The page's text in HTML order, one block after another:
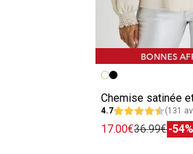
Image précédente
Image suivante
4.7 (131
17.00€36.99€-54%